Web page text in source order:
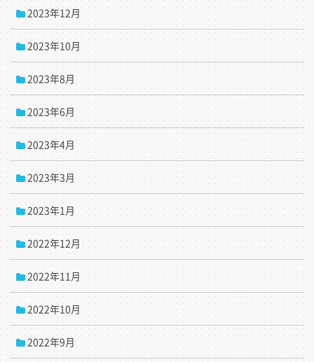
2023年12月
2023年10月
2023年8月
2023年6月
2023年4月
2023年3月
2023年1月
2022年12月
2022年11月
2022年10月
2022年9月